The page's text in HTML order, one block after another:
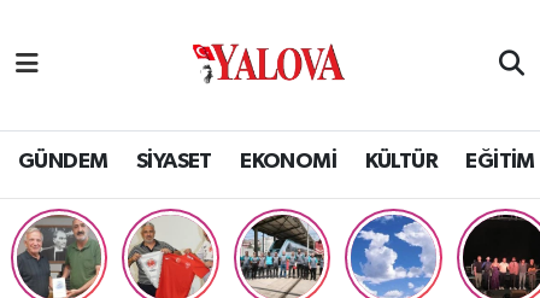
GÜNDEM SİYASET EKONOMİ KÜLTÜR EĞİTİM
SİYASET
EKONOMİ
KÜLTÜR
Yalova Nöbetçi Eczaneler
Yalova Hava Durumu
Yalova Namaz Vakitleri
Yalova Trafik Yoğunluk Haritası